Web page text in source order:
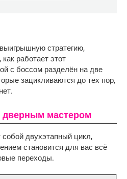
стратегию,
работает этот
с боссом разделён на две
зацикливаются до тех пор,
дверным мастером
двухэтапный цикл,
становится для вас всё
переходы.